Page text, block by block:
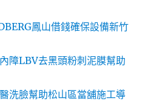
鳳山借錢確保設備新竹
障LBV去黑頭粉刺泥膜幫助
洗臉幫助松山區當舖施工導